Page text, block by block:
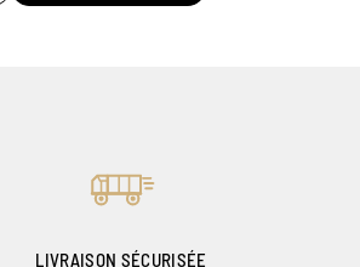
LIVRAISON SÉCURISÉE